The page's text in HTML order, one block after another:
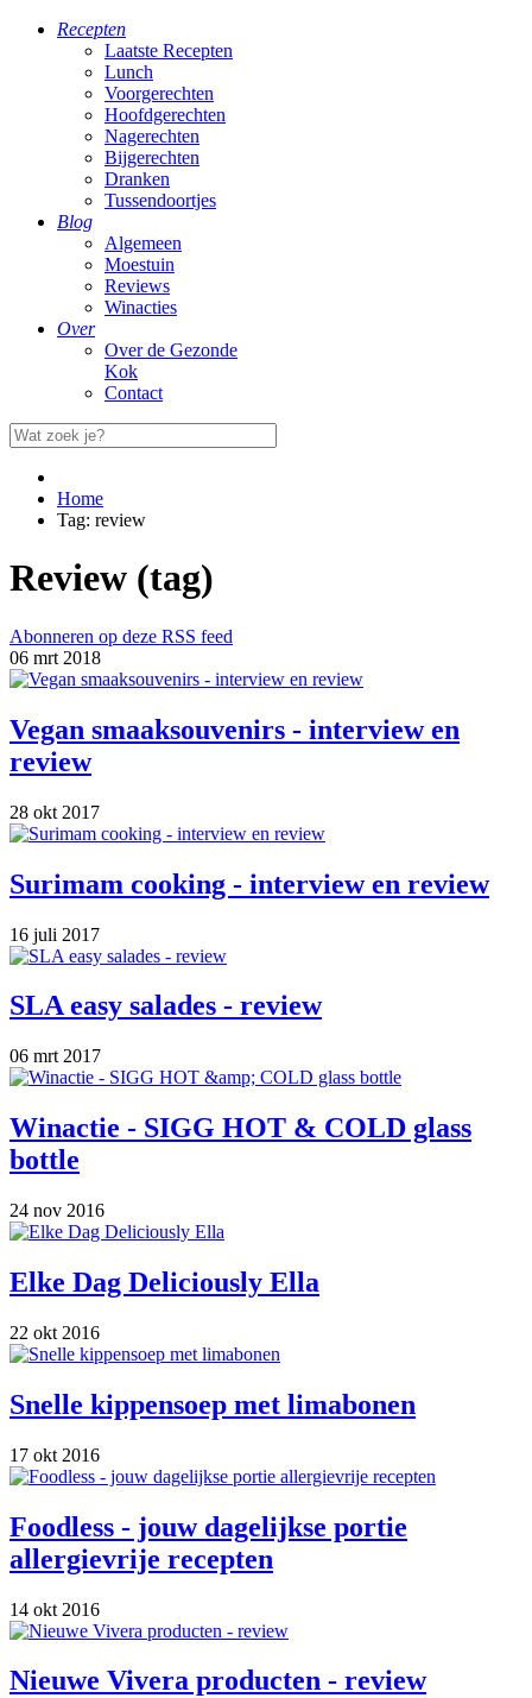
Recepten
Laatste Recepten
Lunch
Voorgerechten
Hoofdgerechten
Nagerechten
Bijgerechten
Dranken
Tussendoortjes
Blog
Algemeen
Moestuin
Reviews
Winacties
Over
Over de Gezonde
Kok
Contact
Home
Tag: review
Review (tag)
Abonneren op deze RSS feed
06 mrt 2018
Vegan smaaksouvenirs - interview en
review
28 okt 2017
Surimam cooking - interview en review
16 juli 2017
SLA easy salades - review
06 mrt 2017
Winactie - SIGG HOT & COLD glass
bottle
24 nov 2016
Elke Dag Deliciously Ella
22 okt 2016
Snelle kippensoep met limabonen
17 okt 2016
Foodless - jouw dagelijkse portie
allergievrije recepten
14 okt 2016
Nieuwe Vivera producten - review